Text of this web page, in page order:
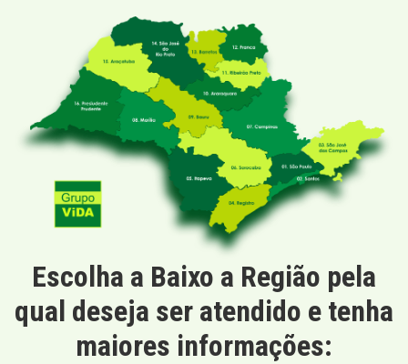
Escolha a Baixo a Região pela
qual deseja ser atendido e tenha
maiores informações: